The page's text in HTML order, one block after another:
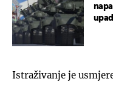
Istraživanje je